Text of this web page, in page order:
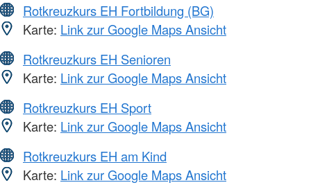
Rotkreuzkurs EH Fortbildung (BG)
Karte: Link zur Google Maps Ansicht
Rotkreuzkurs EH Senioren
Karte: Link zur Google Maps Ansicht
Rotkreuzkurs EH Sport
Karte: Link zur Google Maps Ansicht
Rotkreuzkurs EH am Kind
Karte: Link zur Google Maps Ansicht